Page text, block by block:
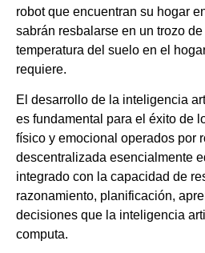
robot que encuentran su hogar
sabrán resbalarse en un trozo
temperatura del suelo en el
requiere.
El desarrollo de la inteligencia
es fundamental para el éxito de
físico y emocional operados por
descentralizada esencialmente
integrado con la capacidad de
razonamiento, planificación,
decisiones que la inteligencia
computa.